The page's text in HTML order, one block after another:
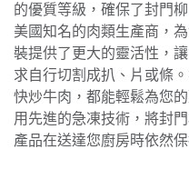
的優質等級，確保了封門
美國知名的肉類生產商，
裝提供了更大的靈活性，
求自行切割成扒、片或條
快炒牛肉，都能輕鬆為您
用先進的急凍技術，將封
產品在送達您廚房時依然